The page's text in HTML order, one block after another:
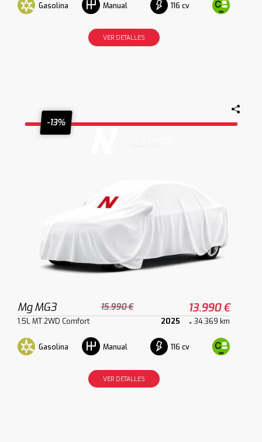
Gasolina Manual 116 cv
VER DETALLES
-13%
Mg MG3 15.990 € 13.990 €
1.5L MT 2WD Comfort 2025 34.369 km
Gasolina Manual 116 cv
VER DETALLES